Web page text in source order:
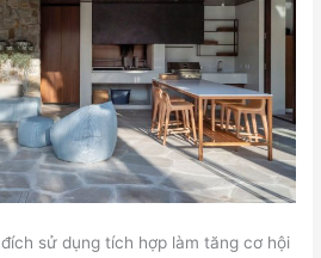
sử dụng tích hợp làm tăng cơ hội